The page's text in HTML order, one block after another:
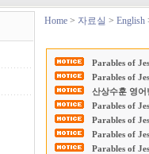
Home > 자료실 > English
Parables of
Parables of
산상수훈 영어
Parables of
Parables of
Parables of
Parables of